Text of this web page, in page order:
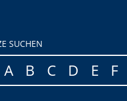
SUCHEN
A B C D E F